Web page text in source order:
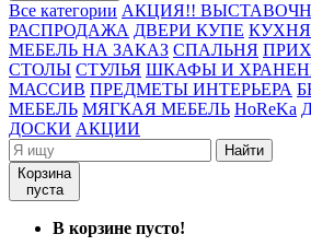
Все категории АКЦИЯ!!
РАСПРОДАЖА ДВЕРИ КУПЕ КУХНЯ
МЕБЕЛЬ НА ЗАКАЗ СПАЛЬНЯ
СТОЛЫ СТУЛЬЯ ШКАФЫ И
МАССИВ ПРЕДМЕТЫ ИНТЕРЬЕРА
МЕБЕЛЬ МЯГКАЯ МЕБЕЛЬ HoReKa
ДОСКИ АКЦИИ
Найти
Корзина
пуста
В корзине пусто!